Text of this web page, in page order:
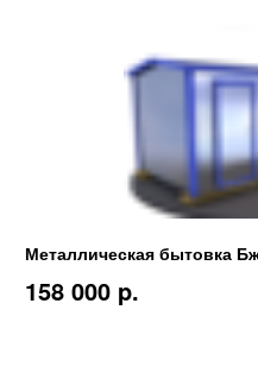
Металлическая бытовка
158 000 p.